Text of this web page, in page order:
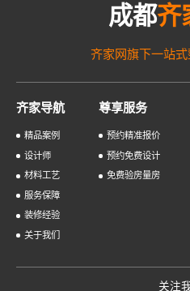
成都齐
齐家网旗下一站
齐家导航
精品案例
设计师
材料工艺
服务保障
装修经验
关于我们
尊享服务
预约精准报价
预约免费设计
免费验房量房
关注